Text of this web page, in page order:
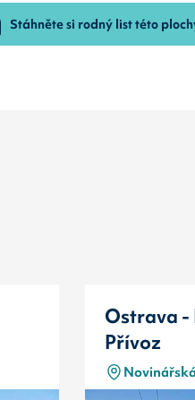
Stáhněte si rodný list této
Ostrava -
Přívoz
Novinářská